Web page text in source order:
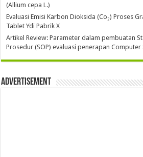
(Allium cepa L.)
Evaluasi Emisi Karbon Dioksida (Co₂) Proses
Tablet Ydi Pabrik X
Artikel Review: Parameter dalam pembuatan
Prosedur (SOP) evaluasi penerapan Computer
Advertisement